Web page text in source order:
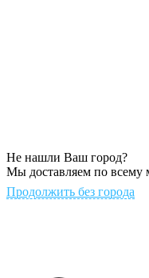
Не нашли Ваш город?
Мы доставляем по всему
Продолжить без города